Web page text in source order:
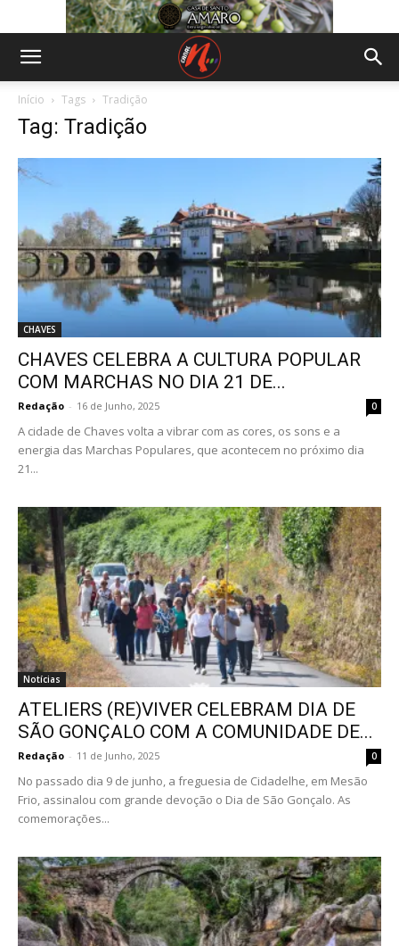
Início Tags Tradição
Tag: Tradição
CHAVES
CHAVES CELEBRA A CULTURA POPULAR
COM MARCHAS NO DIA 21 DE...
Redação - 16 de Junho, 2025 0
A cidade de Chaves volta a vibrar com as cores, os sons e a
energia das Marchas Populares, que acontecem no próximo dia
21...
Notícias
ATELIERS (RE)VIVER CELEBRAM DIA DE
SÃO GONÇALO COM A COMUNIDADE DE...
Redação - 11 de Junho, 2025 0
No passado dia 9 de junho, a freguesia de Cidadelhe, em Mesão
Frio, assinalou com grande devoção o Dia de São Gonçalo. As
comemorações...